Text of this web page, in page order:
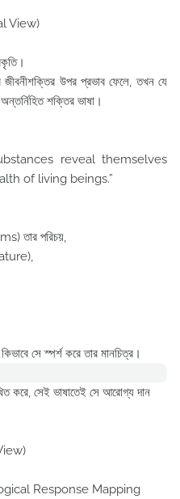
View)
উপর প্রভাব ফেলে, তখন যে
শক্তির ভাষা।
reveal themselves
of living beings.”
তার পরিচয়,
সে স্পর্শ করে তার মানচিত্র।
করে, সেই ভাষাতেই সে আরোগ্য দান
Response Mapping